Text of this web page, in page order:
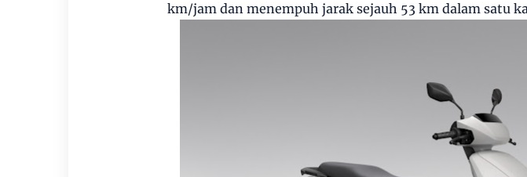
km/jam dan menempuh jarak sejauh 53 km dalam satu